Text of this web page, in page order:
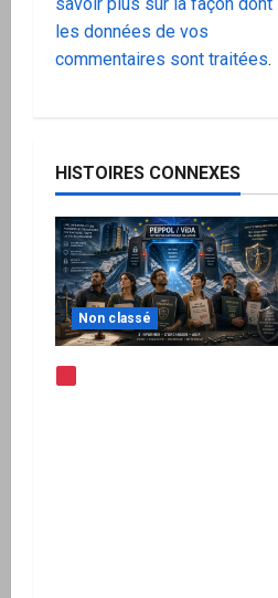
les données de vos
commentaires sont traitées.
HISTOIRES CONNEXES
Non classé